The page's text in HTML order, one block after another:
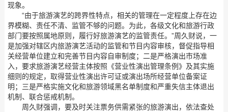
现象。
“由于旅游演艺的跨界性特点，相关的管理在一定程度上存在边
界模糊、责任不清、监管不够的问题。为此，各级文化和旅游行政
部门要按照属地原则，履行好旅游演艺的监管责任。”周久财说，一
是加强对辖区内旅游演艺活动的监管和节目内容审核，督促指导相
关经营单位建立和完善节目内容自审制度；二是严格演出市场准
入，要求旅游演艺经营主体按照《营业性演出管理条例》及其实施
细则的规定，取得营业性演出许可证或演出场所经营单位备案证
明；三是严格实施文化和旅游领域黑名单制度和严重失信主体退出
机制、联合惩戒机制。
周久财强调，要及时关注票务供需紧张的旅游演出，依法查处